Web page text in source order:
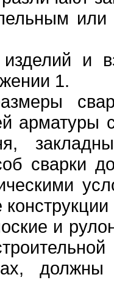
и
нии 1.
сварки
и
должны